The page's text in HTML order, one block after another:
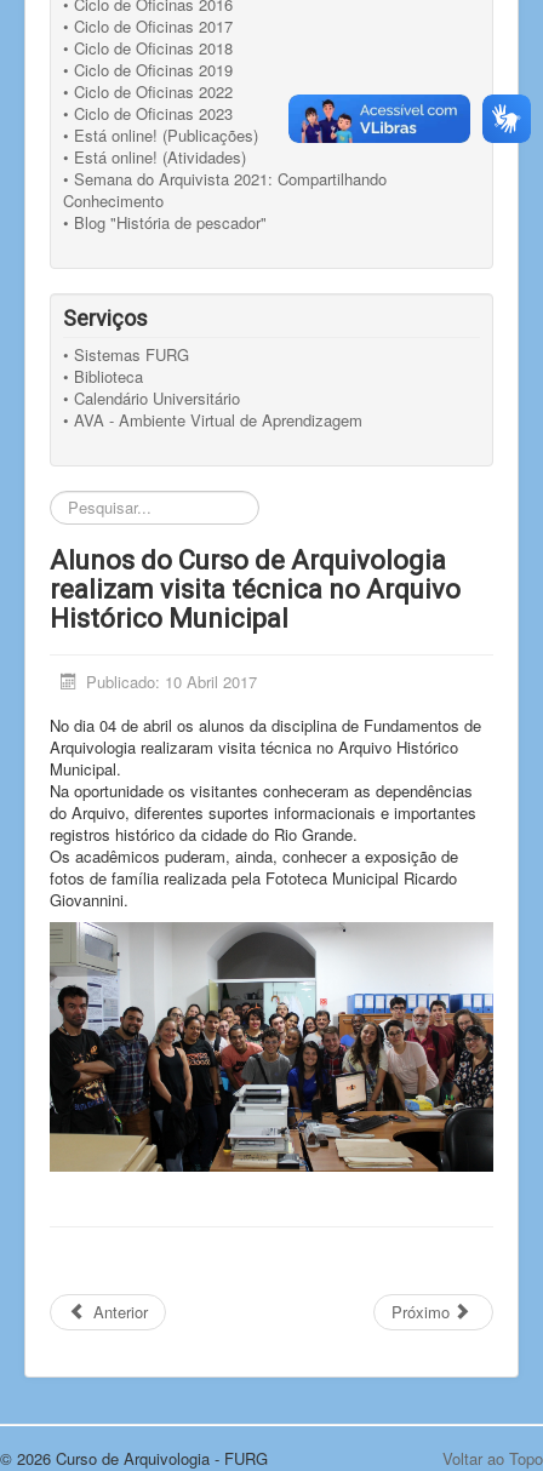
• Ciclo de Oficinas 2017
• Ciclo de Oficinas 2018
• Ciclo de Oficinas 2019
• Ciclo de Oficinas 2022
• Ciclo de Oficinas 2023
• Está online! (Publicações)
• Está online! (Atividades)
• Semana do Arquivista 2021: Compartilhando
Conhecimento
• Blog "História de pescador"
Serviços
• Sistemas FURG
• Biblioteca
• Calendário Universitário
• AVA - Ambiente Virtual de Aprendizagem
Pesquisar...
Alunos do Curso de Arquivologia
realizam visita técnica no Arquivo
Histórico Municipal
Publicado: 10 Abril 2017
No dia 04 de abril os alunos da disciplina de Fundamentos de
Arquivologia realizaram visita técnica no Arquivo Histórico
Municipal.
Na oportunidade os visitantes conheceram as dependências
do Arquivo, diferentes suportes informacionais e importantes
registros histórico da cidade do Rio Grande.
Os acadêmicos puderam, ainda, conhecer a exposição de
fotos de família realizada pela Fototeca Municipal Ricardo
Giovannini.
Anterior Próximo
Voltar ao Topo
© 2026 Curso de Arquivologia - FURG